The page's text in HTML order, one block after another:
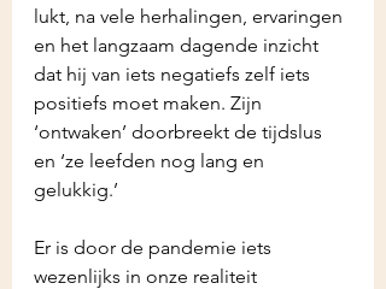
lukt, na vele herhalingen, ervaringen
en het langzaam dagende inzicht
dat hij van iets negatiefs zelf iets
positiefs moet maken. Zijn
‘ontwaken’ doorbreekt de tijdslus
en ‘ze leefden nog lang en
gelukkig.’
Er is door de pandemie iets
wezenlijks in onze realiteit